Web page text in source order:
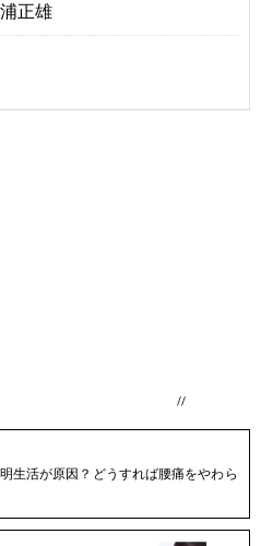
正雄
//
生活が原因？どうすれば腰痛をやわら